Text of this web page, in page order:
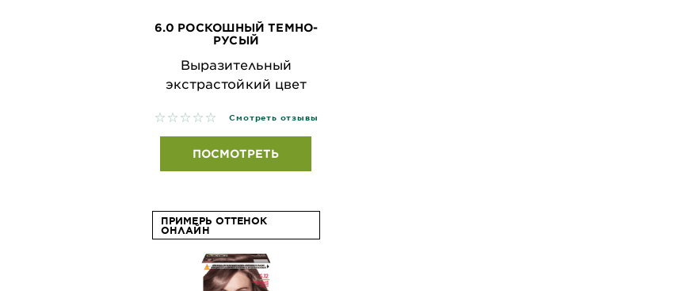
6.0 РОСКОШНЫЙ ТЕМНО-
РУСЫЙ
Выразительный
экстрастойкий цвет
No reviews Смотреть отзывы
ПОСМОТРЕТЬ
ПРИМЕРЬ ОТТЕНОК
ОНЛАЙН